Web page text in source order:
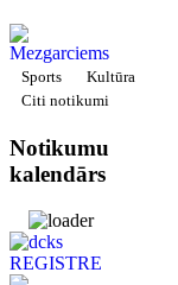
Sports
Kultūra
Citi notikumi
Notikumu
kalendārs